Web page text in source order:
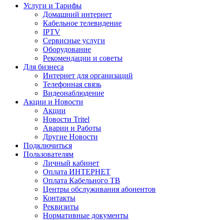
Услуги и Тарифы
Домашний интернет
Кабельное телевидение
IPTV
Сервисные услуги
Оборудование
Рекомендации и советы
Для бизнеса
Интернет для организаций
Телефонная связь
Видеонаблюдение
Акции и Новости
Акции
Новости Tritel
Аварии и Работы
Другие Новости
Подключиться
Пользователям
Личный кабинет
Оплата ИНТЕРНЕТ
Оплата Кабельного ТВ
Центры обслуживания абонентов
Контакты
Реквизиты
Нормативные документы